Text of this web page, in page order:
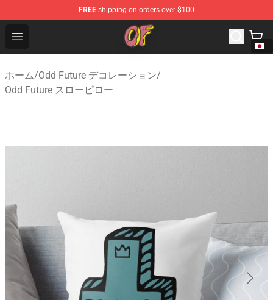
FREE shipping on orders over $100
Open menu
Odd Future Shop - Official Odd Future Merchandise Store
ホーム/Odd Future デコレーション/
Odd Future スローピロー